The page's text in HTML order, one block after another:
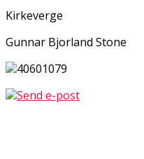
Kirkeverge
Gunnar Bjorland Stone
40601079
Send e-post